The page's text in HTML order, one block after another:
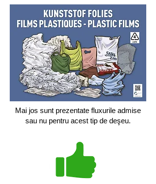
Mai jos sunt prezentate fluxurile admise
sau nu pentru acest tip de deşeu.